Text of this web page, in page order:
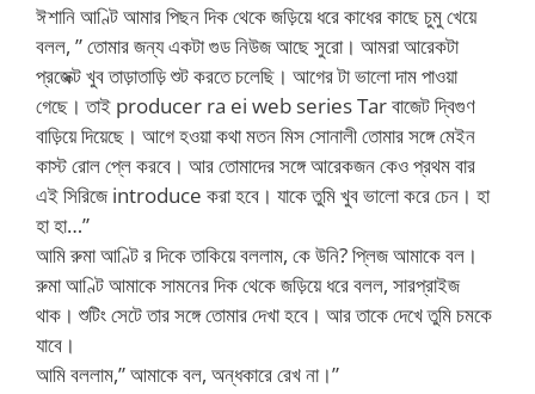
ঈশানি আণ্টি আমার পিছন দিক থেকে জড়িয়ে ধরে কাধের কাছে চুমু খেয়ে
বলল, ” তোমার জন্য একটা গুড নিউজ আছে সুরো। আমরা আরেকটা
প্রজেক্ট খুব তাড়াতাড়ি শুট করতে চলেছি। আগের টা ভালো দাম পাওয়া
গেছে। তাই producer ra ei web series Tar বাজেট দ্বিগুণ
বাড়িয়ে দিয়েছে। আগে হওয়া কথা মতন মিস সোনালী তোমার সঙ্গে মেইন
কাস্ট রোল প্লে করবে। আর তোমাদের সঙ্গে আরেকজন কেও প্রথম বার
এই সিরিজে introduce করা হবে। যাকে তুমি খুব ভালো করে চেন। হা
হা হা…”
আমি রুমা আণ্টি র দিকে তাকিয়ে বললাম, কে উনি? প্লিজ আমাকে বল।
রুমা আণ্টি আমাকে সামনের দিক থেকে জড়িয়ে ধরে বলল, সারপ্রাইজ
থাক। শুটিং সেটে তার সঙ্গে তোমার দেখা হবে। আর তাকে দেখে তুমি চমকে
যাবে।
আমি বললাম,” আমাকে বল, অন্ধকারে রেখ না।”